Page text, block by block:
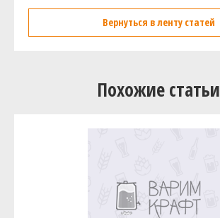
Вернуться в ленту статей
Похожие статьи